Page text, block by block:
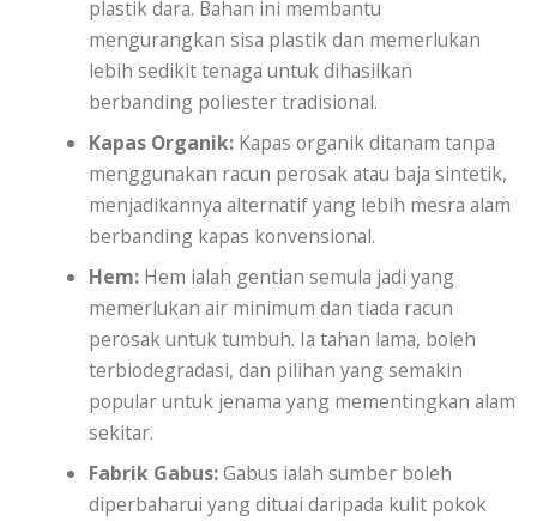
plastik dara. Bahan ini membantu
mengurangkan sisa plastik dan memerlukan
lebih sedikit tenaga untuk dihasilkan
berbanding poliester tradisional.
Kapas Organik: Kapas organik ditanam tanpa
menggunakan racun perosak atau baja sintetik,
menjadikannya alternatif yang lebih mesra alam
berbanding kapas konvensional.
Hem: Hem ialah gentian semula jadi yang
memerlukan air minimum dan tiada racun
perosak untuk tumbuh. Ia tahan lama, boleh
terbiodegradasi, dan pilihan yang semakin
popular untuk jenama yang mementingkan alam
sekitar.
Fabrik Gabus:Gabus ialah sumber boleh
diperbaharui yang dituai daripada kulit pokok